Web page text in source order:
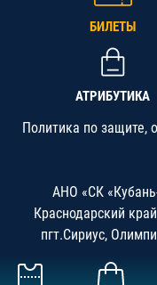
БИЛЕТЫ
АТРИБУТИКА
Политика по защите,
АНО «СК
Краснодарский
пгт.Сириус,